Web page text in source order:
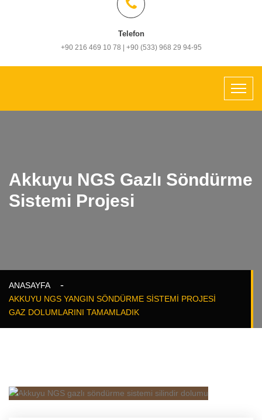
Telefon
+90 216 469 10 78 | +90 (533) 968 29 94-95
Akkuyu NGS Gazlı Söndürme
Sistemi Projesi
ANASAYFA
AKKUYU NGS YANGIN SÖNDÜRME SISTEMI PROJESI
GAZ DOLUMLARINI TAMAMLADIK